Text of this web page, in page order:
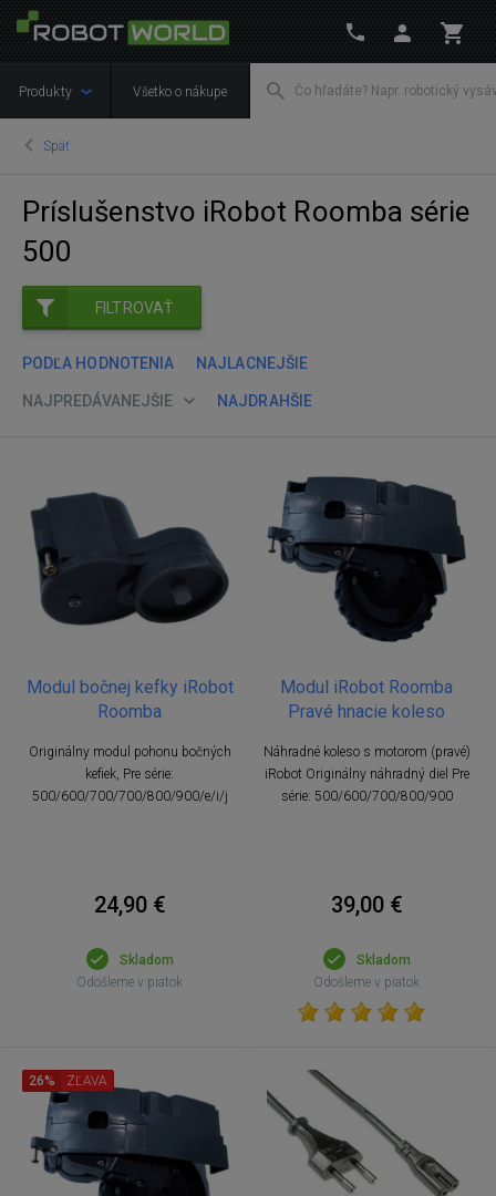
Produkty Všetko o nákupe
Späť
Príslušenstvo iRobot Roomba série
500
FILTROVAŤ
PODĽA HODNOTENIA NAJLACNEJŠIE
NAJPREDÁVANEJŠIE NAJDRAHŠIE
Modul bočnej kefky iRobot
Roomba
Originálny modul pohonu bočných
kefiek, Pre série:
500/600/700/700/800/900/e/i/j
24,90 €
Skladom
Odošleme v piatok
Modul iRobot Roomba
Pravé hnacie koleso
Náhradné koleso s motorom (pravé)
iRobot Originálny náhradný diel Pre
série: 500/600/700/800/900
39,00 €
Skladom
Odošleme v piatok
26% ZĽAVA